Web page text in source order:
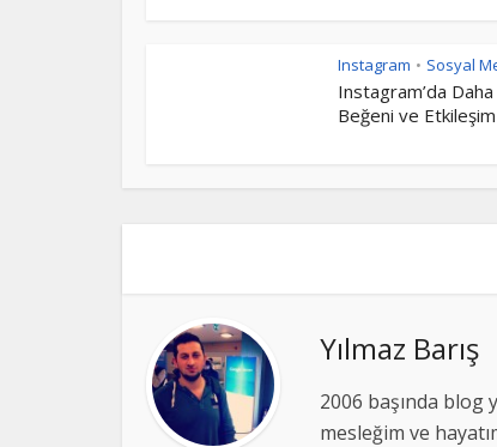
Instagram • Sosyal
Instagram’da Daha
Beğeni ve Etkileşim
Yılmaz Barış
2006 başında blog
mesleğim ve